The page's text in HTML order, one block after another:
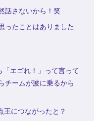
話さないから！笑
ったことはありました
エゴれ！」って言って
チームが波に乗るから
王につながったと？